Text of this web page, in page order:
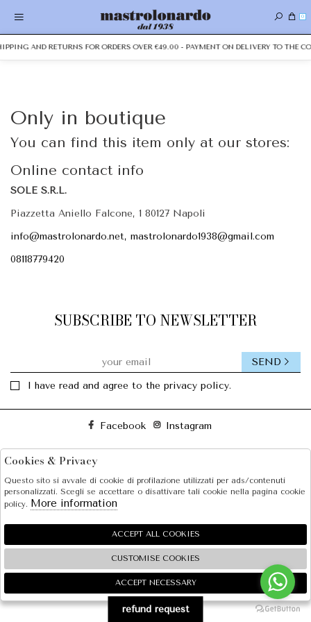
0
AND RETURNS FOR ORDERS OVER €49.00 - PAYMENT ON DELIVERY TO THE
Only in boutique
You can find this item only at our stores:
Online contact info
SOLE S.R.L.
Piazzetta Aniello Falcone, 1 80127 Napoli
info@mastrolonardo.net, mastrolonardo1938@gmail.com
08118779420
SUBSCRIBE TO NEWSLETTER
I have read and agree to the privacy policy.
SEND
Facebook Instagram
SHOPPING
EXTRA
gruppo Zucchetti
🍪
refund request
Cookies & Privacy
Questo sito si avvale di cookie di profilazione utilizzati per ads/contenuti
personalizzati. Scegli se accettare o disattivare tali cookie nella pagina cookie
policy. More information
ACCEPT ALL COOKIES
CUSTOMISE COOKIES
ACCEPT NECESSARY